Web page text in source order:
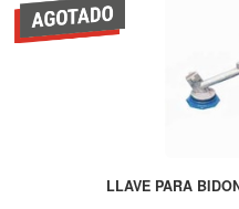
LLAVE PARA